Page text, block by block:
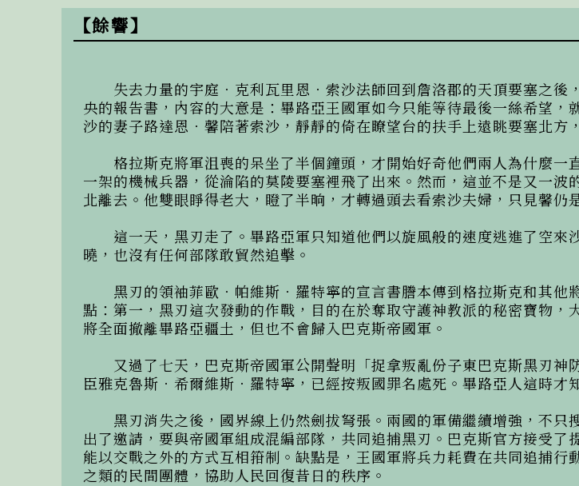
【餘響】
失去力量的宇庭．克利瓦里恩．索沙法師回到詹洛郡的天頂要塞之後
央的報告書，內容的大意是：畢路亞王國軍如今只能等待最後一絲希望
沙的妻子路達恩．馨陪著索沙，靜靜的倚在瞭望台的扶手上遠眺要塞北方
格拉斯克將軍沮喪的呆坐了半個鐘頭，才開始好奇他們兩人為什麼一
一架的機械兵器，從淪陷的莫陵要塞裡飛了出來。然而，這並不是又一
北離去。他雙眼睜得老大，瞪了半晌，才轉過頭去看索沙夫婦，只見馨
這一天，黑刃走了。畢路亞軍只知道他們以旋風般的速度逃進了空來
曉，也沒有任何部隊敢貿然追擊。
黑刃的領袖菲歐．帕維斯．羅特寧的宣言書謄本傳到格拉斯克和其他
點：第一，黑刃這次發動的作戰，目的在於奪取守護神教派的秘密寶物
將全面撤離畢路亞疆土，但也不會歸入巴克斯帝國軍。
又過了七天，巴克斯帝國軍公開聲明「捉拿叛亂份子東巴克斯黑刃神
臣雅克魯斯．希爾維斯．羅特寧，已經按叛國罪名處死。畢路亞人這時才
黑刃消失之後，國界線上仍然劍拔弩張。兩國的軍備繼續增強，不只
出了邀請，要與帝國軍組成混編部隊，共同追捕黑刃。巴克斯官方接受
能以交戰之外的方式互相箝制。缺點是，王國軍將兵力耗費在共同追捕
之類的民間團體，協助人民回復昔日的秩序。